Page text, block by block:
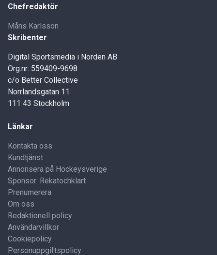
Chefredaktör
Måns Karlsson
Skribenter
Digital Sportsmedia i Norden AB
Org.nr: 559409-9698
c/o Better Collective
Norrlandsgatan 11
111 43 Stockholm
Länkar
Kontakta oss
Kundtjänst
Annonsera på Hockeysverige
Sponsor: Rekatochklart
Prenumerera
Om oss
Redaktionell policy
Användarvillkor
Cookiepolicy
Personuppgiftspolicy